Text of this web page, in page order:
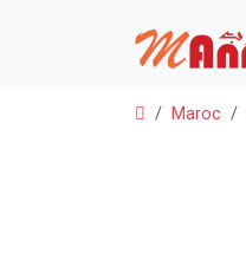
Maroc